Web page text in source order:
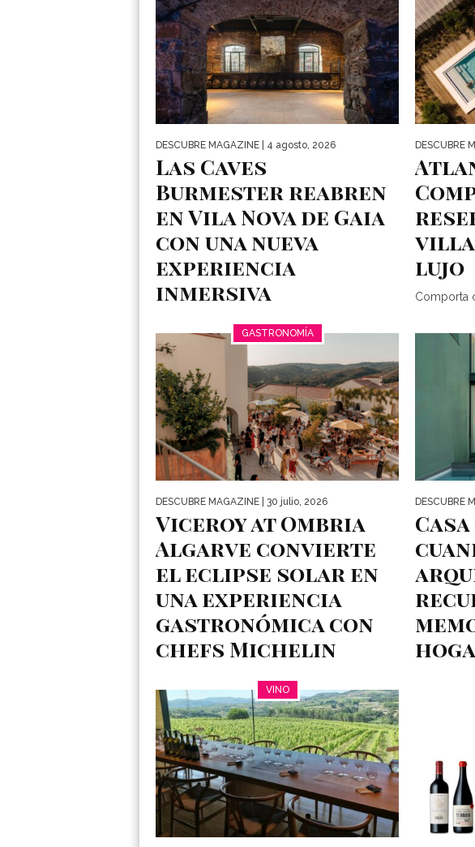
DESCUBRE MAGAZINE | 4 agosto, 2026
Las Caves
Burmester reabren
en Vila Nova de Gaia
con una nueva
experiencia
inmersiva
Las históricas Caves Burmester vuelven a
recibir visitantes en Vila Nova de Gaia con una
propuesta renovada. La...
DESCUBRE
lujo
Comporta
ha abierto
GASTRONOMÍA
DESCUBRE MAGAZINE | 30 julio, 2026
Viceroy at Ombria
Algarve convierte
el eclipse solar en
una experiencia
gastronómica con
chefs Michelin
Alta cocina y astronomía se darán cita en el
Algarve el próximo 12 de agosto La
gastronomía de...
DESCUBRE
Un
también
VINO